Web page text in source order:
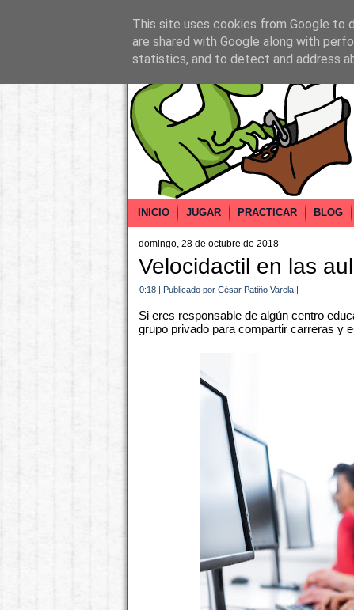
INICIO JUGAR PRACTICAR BLOG
domingo, 28 de octubre de 2018
Velocidactil en las
0:18| Publicado por César Patiño Varela |
Si eres responsable de algún centro
grupo privado para compartir carreras y
This site uses cookies from Google to
are shared with Google along with
statistics, and to detect and address